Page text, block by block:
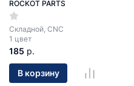
ROCKOT PARTS
Cкладной, CNC
1 цвет
185 р.
В корзину